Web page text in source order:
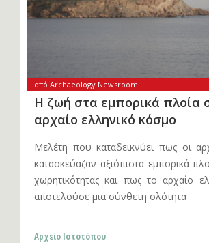
από Archaeology Newsroom
Η ζωή στα εμπορικά πλοία
αρχαίο ελληνικό κόσμο
Μελέτη που καταδεικνύει πως οι
κατασκεύαζαν αξιόπιστα εμπορικά
χωρητικότητας και πως το αρχαίο
αποτελούσε μια σύνθετη ολότητα
Αρχείο Ιστοτόπου